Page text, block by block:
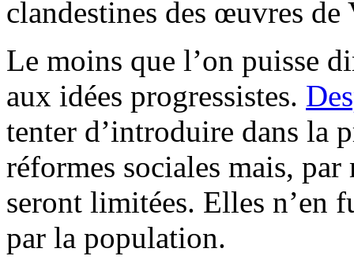
clandestines des œuvres
Le moins que l’on puisse
aux idées progressistes.
tenter d’introduire dans la
réformes sociales mais,
seront limitées. Elles n’en
par la population.